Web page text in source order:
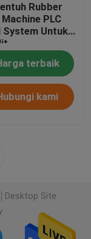
Rubber
PLC
Untuk
terbaik
kami
Desktop Site